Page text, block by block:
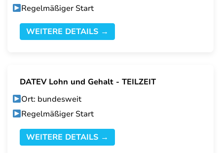
Regelmäßiger Start
WEITERE DETAILS →
DATEV Lohn und Gehalt - TEILZEIT
Ort: bundesweit
Regelmäßiger Start
WEITERE DETAILS →